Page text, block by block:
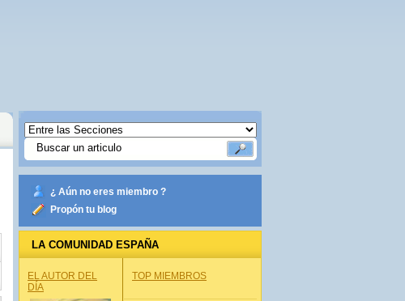
¿ Aún no eres miembro ?
Propón tu blog
LA COMUNIDAD ESPAÑA
EL AUTOR DEL
DÍA
TOP MIEMBROS